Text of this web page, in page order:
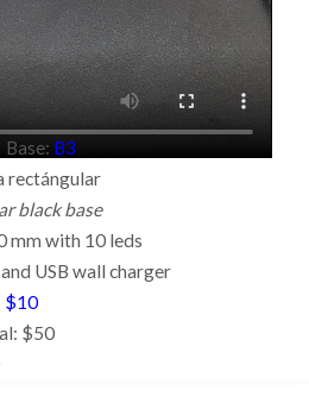
Base: B3
rectángular
black base
mm with 10 leds
USB wall charger
$10
$50